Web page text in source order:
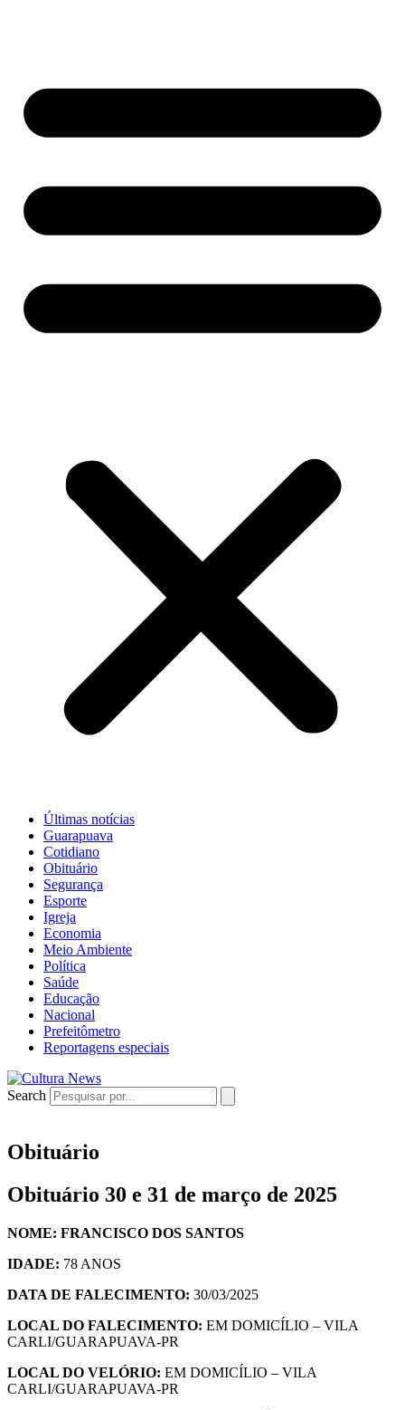
Últimas notícias
Guarapuava
Cotidiano
Obituário
Segurança
Esporte
Igreja
Economia
Meio Ambiente
Política
Saúde
Educação
Nacional
Prefeitômetro
Reportagens especiais
Search
Obituário
Obituário 30 e 31 de março de 2025
NOME: FRANCISCO DOS SANTOS
IDADE: 78 ANOS
DATA DE FALECIMENTO: 30/03/2025
LOCAL DO FALECIMENTO: EM DOMICÍLIO – VILA
CARLI/GUARAPUAVA-PR
LOCAL DO VELÓRIO: EM DOMICÍLIO – VILA
CARLI/GUARAPUAVA-PR